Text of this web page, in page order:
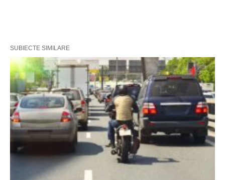
SUBIECTE SIMILARE